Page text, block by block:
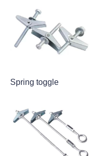
Spring toggle